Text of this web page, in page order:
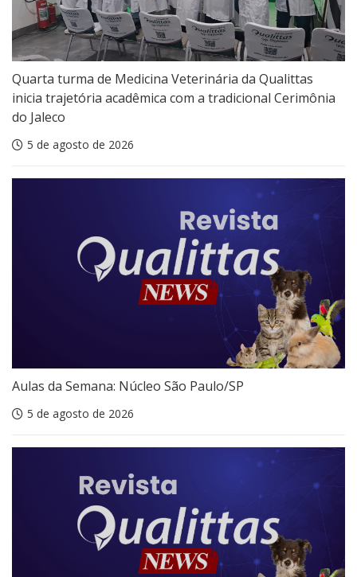
Quarta turma de Medicina Veterinária da Qualittas
inicia trajetória acadêmica com a tradicional Cerimônia
do Jaleco
5 de agosto de 2026
Aulas da Semana: Núcleo São Paulo/SP
5 de agosto de 2026